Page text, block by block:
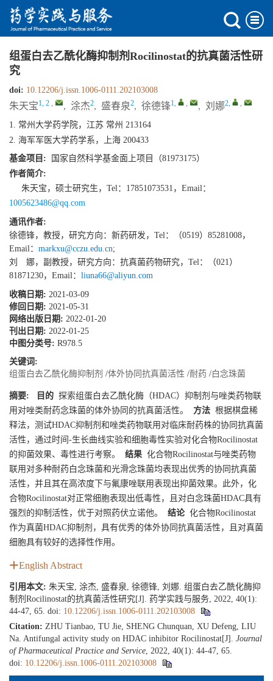
组蛋白去乙酰化酶抑制剂Rocilinostat的抗真菌活性研
究
doi: 10.12206/j.issn.1006-0111.202103008
朱天宝1, 2 , , 涂杰2, 盛春泉2, 徐德锋1, , , 刘娜2, ,
1. 常州大学药学院，江苏 常州 213164
2. 海军军医大学药学系，上海 200433
基金项目: 国家自然科学基金面上项目（81973175）
作者简介:
朱天宝，硕士研究生，Tel：17851073531，Email：
1005623486@qq.com
通讯作者:
徐德锋，教授，研究方向：新药研发，Tel：（0519）85281008，
Email： markxu@cczu.edu.cn;
刘 娜，副教授，研究方向：抗真菌药物研究，Tel：（021）
81871230，Email： liuna66@aliyun.com
收稿日期: 2021-03-09
修回日期: 2021-05-31
网络出版日期: 2022-01-20
刊出日期: 2022-01-25
中图分类号: R978.5
关键词:
组蛋白去乙酰化酶抑制剂 /体外协同抗真菌活性 /耐药 /白念珠菌
摘要: 目的 探索组蛋白去乙酰化酶（HDAC）抑制剂与唑类药物联
用对唑类耐药念珠菌的体外协同的抗真菌活性。
方法 根据棋盘稀
释法，测试HDAC抑制剂和唑类药物联用对临床耐药株的协同抗真菌
活性，通过时间-生长曲线实验和细胞毒性实验对化合物Rocilinostat
的抑菌效果、毒性进行考察。
结果 化合物Rocilinostat与唑类药物
联用对多种耐药白念珠菌和光滑念珠菌均表现出优秀的协同抗真菌
活性，并且其在高浓度下与氟康唑联用表现出抑菌效果。此外，化
合物Rocilinostat对正常细胞表现出低毒性，且对白念珠菌HDAC具有
强烈的抑制活性，优于对照药伏立诺他。
结论化合物Rocilinostat
作为真菌HDAC抑制剂，具有优秀的体外协同抗真菌活性，且对真菌
细胞具有较好的选择性作用。
English Abstract
引用本文: 朱天宝, 涂杰, 盛春泉, 徐德锋, 刘娜. 组蛋白去乙酰化酶抑
制剂Rocilinostat的抗真菌活性研究[J]. 药学实践与服务, 2022, 40(1):
44-47, 65. doi: 10.12206/j.issn.1006-0111.202103008
Citation: ZHU Tianbao, TU Jie, SHENG Chunquan, XU Defeng, LIU
Na. Antifungal activity study on HDAC inhibitor Rocilinostat[J]. Journal
of Pharmaceutical Practice and Service , 2022, 40(1): 44-47, 65.
doi: 10.12206/j.issn.1006-0111.202103008